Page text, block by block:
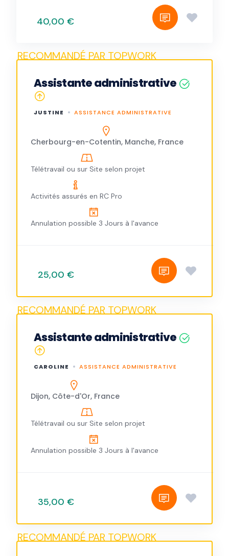
40,00 €
Assistante administrative
JUSTINE ASSISTANCE ADMINISTRATIVE
Cherbourg-en-Cotentin, Manche, France
Télétravail ou sur Site selon projet
Activités assurés en RC Pro
Annulation possible 3 Jours à l'avance
25,00 €
Assistante administrative
CAROLINE ASSISTANCE ADMINISTRATIVE
Dijon, Côte-d'Or, France
Télétravail ou sur Site selon projet
Annulation possible 3 Jours à l'avance
35,00 €